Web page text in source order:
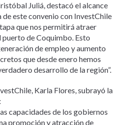
Juliá, destacó el alcance
de este convenio con InvestChile
que nos permitirá atraer
de Coquimbo. Esto
de empleo y aumento
que desde enero hemos
desarrollo de la región”.
Karla Flores, subrayó la
capacidades de los gobiernos
promoción y atracción de